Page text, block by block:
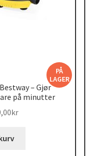
PÅ
LAGER
– Gjør
på minutter
krNåværende